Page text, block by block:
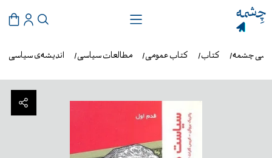
اندیشه‌ی سیاسی مطالعات سیاسی کتاب عمومی کتاب چشمه